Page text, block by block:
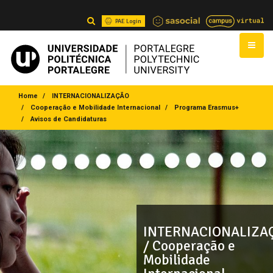
PAE Login
Home
INTERNACIONALIZAÇÃO
Cooperação e Mobilidade Internacional
Programa Erasmus+
Avisos de Candidaturas
/ Cooperação e
Mobilidade